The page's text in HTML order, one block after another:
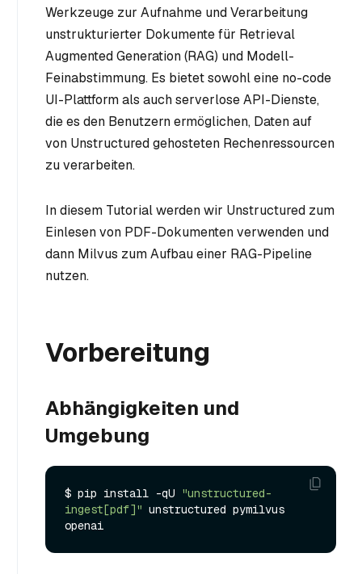
Werkzeuge zur Aufnahme und Verarbeitung
unstrukturierter Dokumente für Retrieval
Augmented Generation (RAG) und Modell-
Feinabstimmung. Es bietet sowohl eine no-code
UI-Plattform als auch serverlose API-Dienste,
die es den Benutzern ermöglichen, Daten auf
von Unstructured gehosteten Rechenressourcen
zu verarbeiten.
In diesem Tutorial werden wir Unstructured zum
Einlesen von PDF-Dokumenten verwenden und
dann Milvus zum Aufbau einer RAG-Pipeline
nutzen.
Vorbereitung
Abhängigkeiten und
Umgebung
$ pip install -qU "unstructured-
ingest[pdf]" unstructured pymilvus